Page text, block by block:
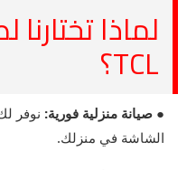
لماذا
TCL؟
● صيانة منزلية فورية: نوفر
الشاشة في منزلك.